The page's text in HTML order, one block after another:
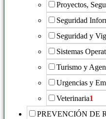
Proyectos,
Seguridad
Seguridad y
Sistemas
Turismo y
Urgencias y
Veterinaria1
PREVENCIÓN DE